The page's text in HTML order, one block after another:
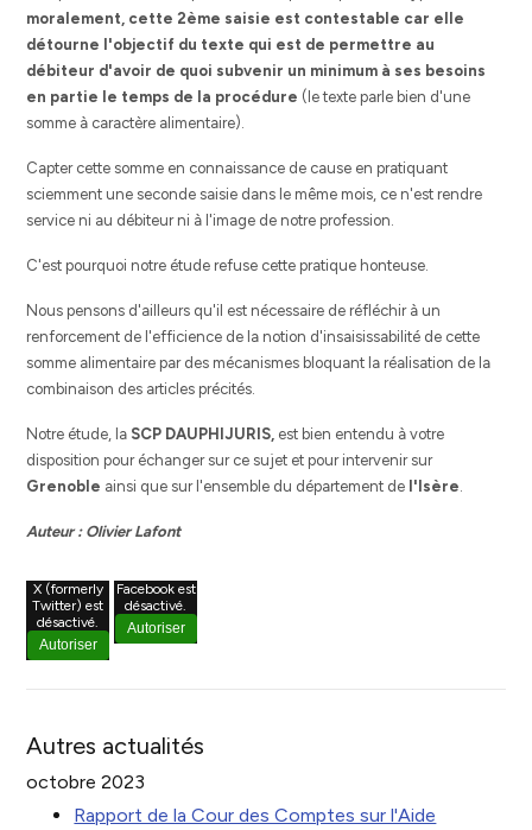
moralement, cette 2ème saisie est contestable car elle
détourne l'objectif du texte qui est de permettre au
débiteur d'avoir de quoi subvenir un minimum à ses besoins
en partie le temps de la procédure (le texte parle bien d'une
somme à caractère alimentaire).
Capter cette somme en connaissance de cause en pratiquant
sciemment une seconde saisie dans le même mois, ce n'est rendre
service ni au débiteur ni à l'image de notre profession.
C'est pourquoi notre étude refuse cette pratique honteuse.
Nous pensons d'ailleurs qu'il est nécessaire de réfléchir à un
renforcement de l'efficience de la notion d'insaisissabilité de cette
somme alimentaire par des mécanismes bloquant la réalisation de la
combinaison des articles précités.
Notre étude, la SCP DAUPHIJURIS, est bien entendu à votre
disposition pour échanger sur ce sujet et pour intervenir sur
Grenoble ainsi que sur l'ensemble du département de l'Isère
Auteur : Olivier Lafont
X (formerly
Twitter) est
désactivé.
Autoriser
Facebook est
désactivé.
Autoriser
Autres actualités
octobre 2023
Rapport de la Cour des Comptes sur l'Aide